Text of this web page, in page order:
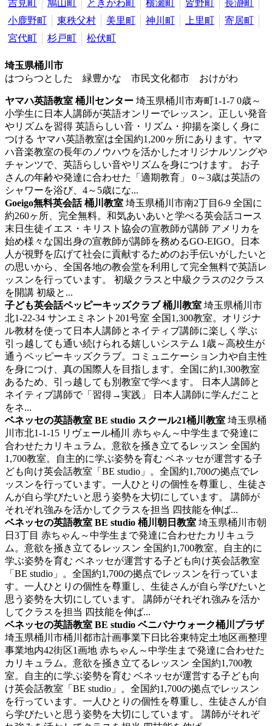
吉見町
鳩山町 ときがわ町 横瀬町 皆野町
長瀞町
小鹿野町
東秩父村 美里町 神川町 上里町
寄居町
宮代町
杉戸町 松伏町
埼玉県桶川市
はつらつとした 緑豊かな 市民文化都市 おけがわ
ヤマハ英語教室 桶川センター 埼玉県桶川市寿町1-1-7 0歳～
小学生に日本人講師が英語オンリーでレッスン。正しい発音
やリズムを習得 英語らしい音・リズム・抑揚を楽しく身に
つける ヤマハ英語教室は全国約1,200ヶ所にあります。ヤマ
ハ音楽教室の長年のノウハウを活かしたオリジナルソングや
チャンツで、英語らしい音やリズムを身につけます。 お子
さんの年齢や発達に合わせた「適期教育」 0～3歳は英語の
シャワーを浴び、4～5歳にな...
Goeigo無料英会話 桶川教室 埼玉県桶川市南2丁目6-9 全国に
約260ヶ所、完全無料。和気あいあいと学べる英会話コース
末日生徒イエス・キリスト協会の宣教師が講師 アメリカを
始め様々な国出身の宣教師が講師を務めるGO-EIGO。日本
人が視野を広げて社会に貢献するためのお手伝いがしたいと
の思いから、全国各地の教会堂を利用して完全無料で英語レ
ッスンを行っています。 初級クラスと中級クラスの2クラス
を開講 初級と...
子ども英会話ペッピーキッズクラブ 桶川教室 埼玉県桶川市
北1-22-34 サンエミネント201号室 全国1,300教室。オリジナ
ル教材を使って日本人講師とネイティブ講師に楽しく学ぶ
引っ越しても通い続けられる嬉しいシステム 1歳～高校生が
通うペッピーキッズクラブ。コミュニケーション力や自主性
を身につけ、真の国際人を目指します。全国に約1,300教室
あるため、引っ越しても別教室で学べます。 日本人講師と
ネイティブ講師で「習得→実践」 日本人講師に学んだこと
をネ...
ベネッセの英語教室 BE studio スクール21桶川教室 埼玉県桶
川市北1-1-15 リヴェール桶川 赤ちゃん～中学生まで発達に
合わせたカリキュラム。意欲を掻き立てるレッスン 全国約
1,700教室。自主的に学ぶ姿勢を育む ベネッセが運営する子
ども向け英会話教室「BE studio」。全国約1,700の拠点でレ
ッスンを行っています。一人ひとりの個性を尊重し、生徒さ
んが自ら学びたいと思う姿勢を大切にしています。 講師が
それぞれ強みを活かしてクラスを担当 四技能を伸ば...
ベネッセの英語教室 BE studio 桶川朝日教室 埼玉県桶川市朝
日3丁目 赤ちゃん～中学生まで発達に合わせたカリキュラ
ム。意欲を掻き立てるレッスン 全国約1,700教室。自主的に
学ぶ姿勢を育む ベネッセが運営する子ども向け英会話教室
「BE studio」。全国約1,700の拠点でレッスンを行っていま
す。一人ひとりの個性を尊重し、生徒さんが自ら学びたいと
思う姿勢を大切にしています。 講師がそれぞれ強みを活か
してクラスを担当 四技能を伸ば...
ベネッセの英語教室 BE studio ベニバナウォーク桶川プラザ
埼玉県桶川市桶川都市計画事業下日比谷東特定土地区画整理
事業地内42街区1画地 赤ちゃん～中学生まで発達に合わせた
カリキュラム。意欲を掻き立てるレッスン 全国約1,700教
室。自主的に学ぶ姿勢を育む ベネッセが運営する子ども向
け英会話教室「BE studio」。全国約1,700の拠点でレッスン
を行っています。一人ひとりの個性を尊重し、生徒さんが自
ら学びたいと思う姿勢を大切にしています。 講師がそれぞ